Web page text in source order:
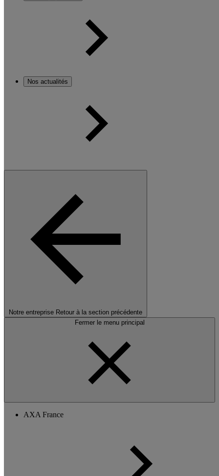
Nos actualités
Notre entreprise Retour à la section précédente
Fermer le menu principal
AXA France